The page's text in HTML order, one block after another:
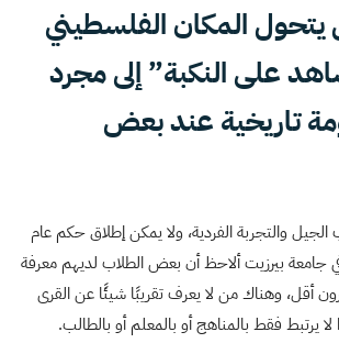
يتحول المكان الفلسطيني
على النكبة” إلى مجرد
تاريخية عند بعض
والتجربة الفردية، ولا يمكن إطلاق حكم عام
جامعة بيرزيت ألاحظ أن بعض الطلاب لديهم معرفة
أقل، وهناك من لا يعرف تقريبًا شيئًا عن القرى
لا يرتبط فقط بالمناهج أو بالمعلم أو بالطالب.